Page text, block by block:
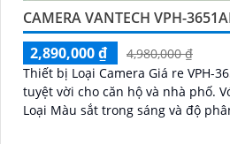
CAMERA VANTECH VPH-
2,890,000 ₫
4,980,000 ₫
Thiết bị Loại Camera Giá re VPH-
tuyệt vời cho căn hộ và nhà phố. Với thiết kế Dome Kim
Loại Màu sắt trong sáng và độ